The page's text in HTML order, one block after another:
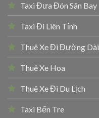
Taxi Đưa Đón Sân Bay
Taxi Đi Liên Tỉnh
Thuê Xe Đi Đường Dài
Thuê Xe Hoa
Thuê Xe Đi Du Lịch
Taxi Bến Tre